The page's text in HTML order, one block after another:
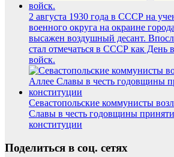
2 августа 1930 года в СССР на
военного округа на окраине
высажен воздушный десант.
стал отмечаться в СССР как День
войск.
Севастопольские коммунисты
Славы в честь годовщины
конституции
Поделиться в соц. сетях